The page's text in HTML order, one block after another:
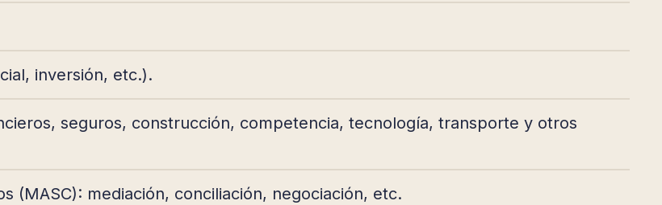
inversión, etc.).
seguros, construcción, competencia, tecnología, transporte y otros
(MASC): mediación, conciliación, negociación, etc.